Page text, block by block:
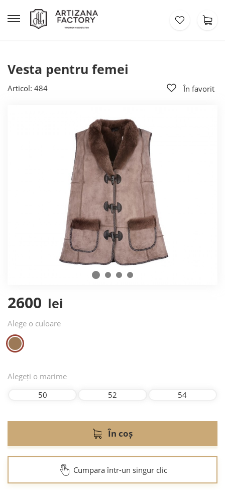
Vesta pentru femei
Articol: 484 În favorit
2600 lei
Alege o culoare
Alegeți o marime
50
52 54
În coș
Cumpara într-un singur clic